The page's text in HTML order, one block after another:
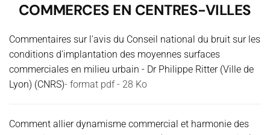
COMMERCES EN CENTRES-VILLES
Commentaires sur l'avis du Conseil national du bruit sur les
conditions d'implantation des moyennes surfaces
commerciales en milieu urbain - Dr Philippe Ritter (Ville de
Lyon) (CNRS)- format pdf - 28 Ko
Comment allier dynamisme commercial et harmonie des